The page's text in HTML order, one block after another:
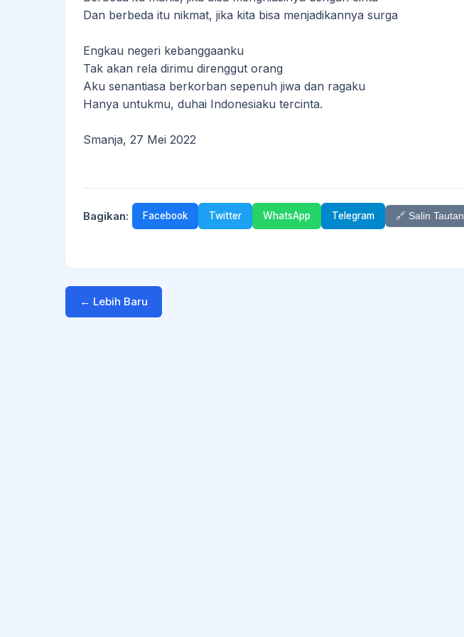
Dan berbeda itu nikmat, jika kita bisa menjadikannya surga
Engkau negeri kebanggaanku
Tak akan rela dirimu direnggut orang
Aku senantiasa berkorban sepenuh jiwa dan ragaku
Hanya untukmu, duhai Indonesiaku tercinta.
Smanja, 27 Mei 2022
Bagikan: Facebook Twitter WhatsApp Telegram 🔗 Salin Tautan
← Lebih Baru